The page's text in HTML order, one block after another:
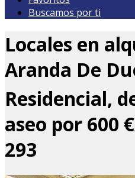
Buscamos por ti
Locales en
Aranda De
Residencial,
aseo por 600
293